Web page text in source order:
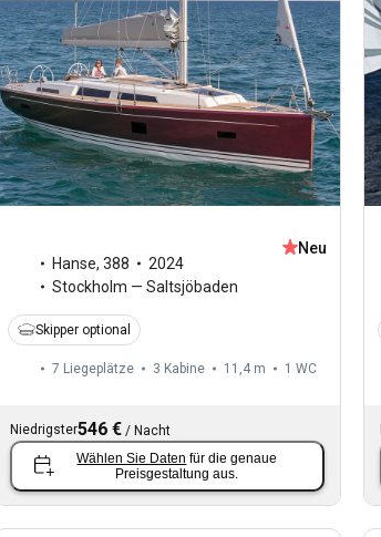
Hanse, 388
2024
Stockholm — Saltsjöbaden
Neu
Skipper optional
7 Liegeplätze 3 Kabine 11,4 m 1 WC
Niedrigster546 €/ Nacht
Wählen Sie Daten für die genaue
Preisgestaltung aus.